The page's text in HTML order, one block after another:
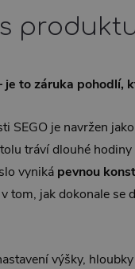
je to záruka pohodlí,
SEGO je navržen
tráví dlouhé
vyniká pevnou
tom, jak dokonale se
výšky,